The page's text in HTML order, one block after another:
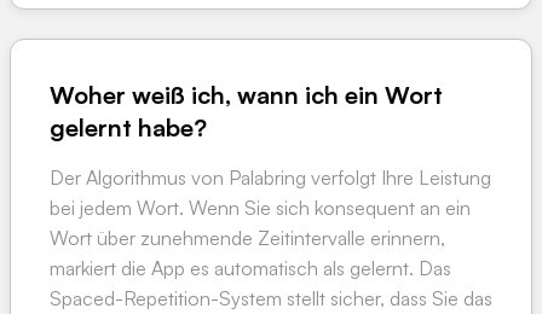
Woher weiß ich, wann ich ein Wort
gelernt habe?
Der Algorithmus von Palabring verfolgt Ihre Leistung
bei jedem Wort. Wenn Sie sich konsequent an ein
Wort über zunehmende Zeitintervalle erinnern,
markiert die App es automatisch als gelernt. Das
Spaced-Repetition-System stellt sicher, dass Sie das